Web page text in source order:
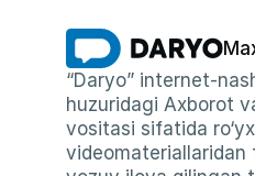
“Daryo” internet-
huzuridagi Axborot
vositasi sifatida
videomateriallaridan